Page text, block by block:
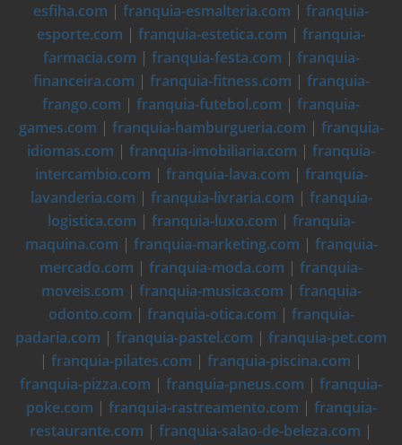
esfiha.com | franquia-esmalteria.com | franquia-
esporte.com | franquia-estetica.com | franquia-
farmacia.com | franquia-festa.com | franquia-
financeira.com | franquia-fitness.com | franquia-
frango.com | franquia-futebol.com | franquia-
games.com | franquia-hamburgueria.com | franquia-
idiomas.com | franquia-imobiliaria.com | franquia-
intercambio.com | franquia-lava.com | franquia-
lavanderia.com | franquia-livraria.com | franquia-
logistica.com | franquia-luxo.com | franquia-
maquina.com | franquia-marketing.com | franquia-
mercado.com | franquia-moda.com | franquia-
moveis.com | franquia-musica.com | franquia-
odonto.com | franquia-otica.com | franquia-
padaria.com | franquia-pastel.com | franquia-pet.com
| franquia-pilates.com | franquia-piscina.com |
franquia-pizza.com | franquia-pneus.com | franquia-
poke.com | franquia-rastreamento.com | franquia-
restaurante.com | franquia-salao-de-beleza.com |